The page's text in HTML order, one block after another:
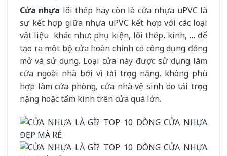
Cửa nhựa lõi thép hay còn là cửa nhựa uPVC là
sự kết hợp giữa nhựa uPVC kết hợp với các loại
vật liệu khác như: phụ kiện, lõi thép, kính, … để
tạo ra một bộ cửa hoàn chỉnh có công dụng đóng
mở và sử dụng. Loại cửa này được sử dụng làm
cửa ngoài nhà bởi vì tải trọng nặng, không phù
hợp làm cửa phòng, cửa nhà vệ sinh do tải trọng
nặng hoặc tấm kính trên cửa quá lớn.